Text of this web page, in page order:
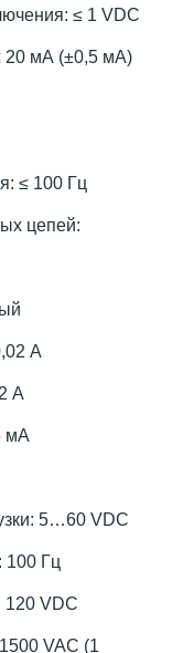
≤ 1 VDC
20 мА (±0,5 мА)
≤ 100 Гц
цепей:
А
А
мА
5…60 VDC
100 Гц
120 VDC
VAC (1